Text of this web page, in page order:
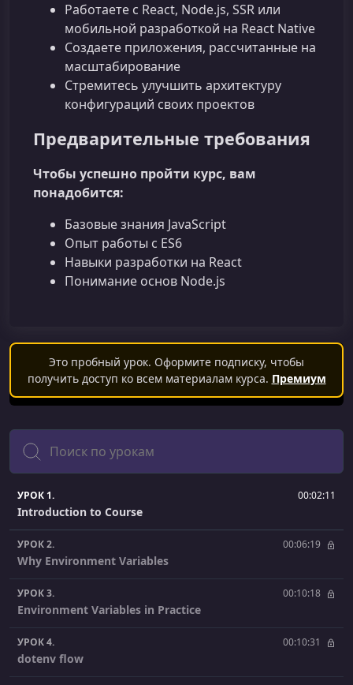
Работаете с React, Node.js, SSR или
мобильной разработкой на React Native
Создаете приложения, рассчитанные на
масштабирование
Стремитесь улучшить архитектуру
конфигураций своих проектов
Предварительные требования
Чтобы успешно пройти курс, вам
понадобится:
Базовые знания JavaScript
Опыт работы с ES6
Навыки разработки на React
Понимание основ Node.js
Это пробный урок. Оформите подписку, чтобы
получить доступ ко всем материалам курса. Премиум
Поиск
УРОК 1. 00:02:11
Introduction to Course
УРОК 2. 00:06:19
Why Environment Variables
УРОК 3. 00:10:18
Environment Variables in Practice
УРОК 4. 00:10:31
dotenv flow